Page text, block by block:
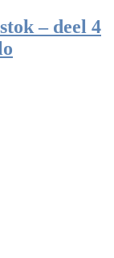
– deel 4